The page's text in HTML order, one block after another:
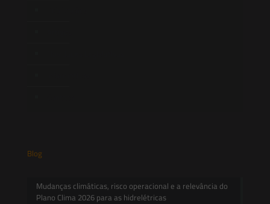
Blog
Mudanças climáticas, risco operacional e a relevância do
Plano Clima 2026 para as hidrelétricas